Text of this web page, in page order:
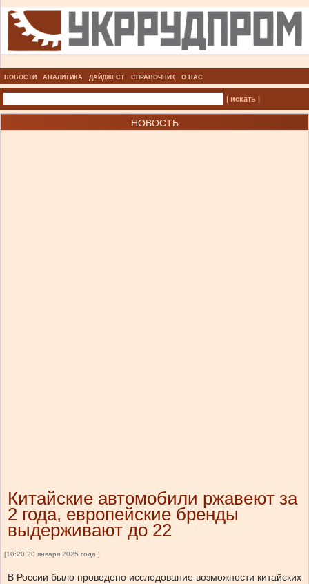
НОВОСТИ АНАЛИТИКА ДАЙДЖЕСТ СПРАВОЧНИК О НАС
| искать |
НОВОСТЬ
Китайские автомобили ржавеют за
2 года, европейские бренды
выдерживают до 22
[10:20 20 января 2025 года ]
В России было проведено исследование возможности китайских